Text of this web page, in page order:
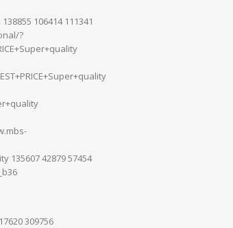
106414 111341
?
135607 42879 57454
309756